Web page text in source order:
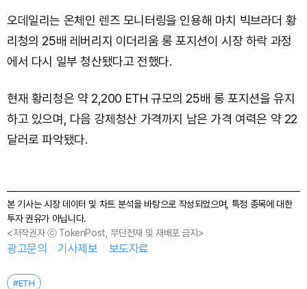
오데일리는 온체인 렌즈 모니터링을 인용해 마치 빅브라더 황
리청의 25배 레버리지 이더리움 롱 포지션이 시장 하락 과정
에서 다시 일부 청산됐다고 전했다.
현재 황리청은 약 2,200 ETH 규모의 25배 롱 포지션을 유지
하고 있으며, 다음 강제청산 가격까지 남은 가격 여력은 약 22
달러로 파악됐다.
본 기사는 시장 데이터 및 차트 분석을 바탕으로 작성되었으며, 특정 종목에 대한
투자 권유가 아닙니다.
<저작권자 ⓒ TokenPost, 무단전재 및 재배포 금지>
광고문의 기사제보 보도자료
#ETH